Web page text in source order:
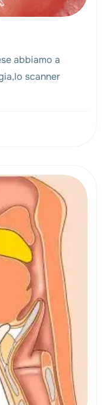
abbiamo a
scanner